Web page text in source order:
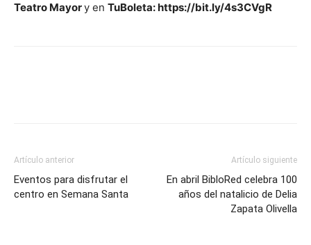
Teatro Mayory en TuBoleta: https://bit.ly/4s3CVgR
Artículo anterior
Eventos para disfrutar el
centro en Semana Santa
Artículo siguiente
En abril BibloRed celebra 100
años del natalicio de Delia
Zapata Olivella